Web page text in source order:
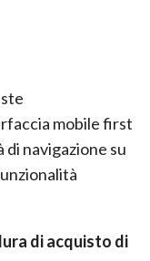
mobile first
navigazione su
di acquisto di